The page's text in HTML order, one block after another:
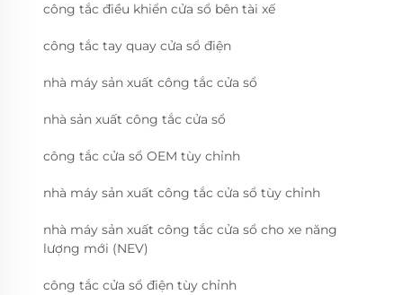
công tắc điều khiển cửa sổ bên tài xế
công tắc tay quay cửa sổ điện
nhà máy sản xuất công tắc cửa sổ
nhà sản xuất công tắc cửa sổ
công tắc cửa sổ OEM tùy chỉnh
nhà máy sản xuất công tắc cửa sổ tùy chỉnh
nhà máy sản xuất công tắc cửa sổ cho xe năng
lượng mới (NEV)
công tắc cửa sổ điện tùy chỉnh